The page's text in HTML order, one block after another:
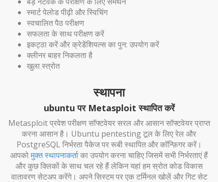
स्मार्ट पेलोड पीढ़ी और स्विचिंग
स्वचालित पैठ परीक्षण
सफलता के साथ परीक्षण करें
इकट्ठा करें और क्रेडेंशियल्स का पुन: उपयोग करें
क्लीनर बाहर निकलता है
खुला स्त्रोत
स्थापना
ubuntu पर Metasploit स्थापित करें
Metasploit प्रवेश परीक्षण सॉफ्टवेयर सरल और आसान सॉफ्टवेयर प्राप्त
करना आसान है। Ubuntu pentesting टूल के लिए रेल और
PostgreSQL निर्भरता पैकेज पर रूबी स्थापित और कॉन्फ़िगर करें।
आपकोमुक्त स्थापनाकर्ताका उपयोग करना चाहिए जिसमें सभी निर्भरताएं हैं
और कुछ क्लिकों के साथ चल रहे हैं लेकिन यहां हम स्रोत कोड विकास
वातावरण सेटअप करेंगे। अपने सिस्टम पर एक टर्मिनल खोलें और गिट सेट